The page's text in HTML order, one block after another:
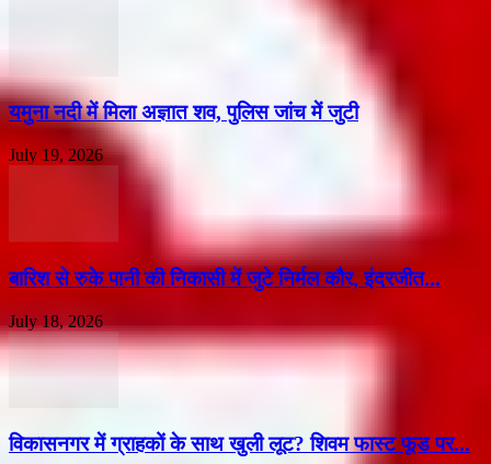
यमुना नदी में मिला अज्ञात शव, पुलिस जांच में जुटी
July 19, 2026
बारिश से रुके पानी की निकासी में जुटे निर्मल कौर, इंदरजीत...
July 18, 2026
विकासनगर में ग्राहकों के साथ खुली लूट? शिवम फास्ट फूड पर...